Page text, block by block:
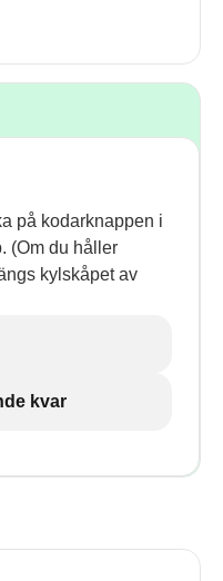
på kodarknappen i
(Om du håller
kylskåpet av
kvar